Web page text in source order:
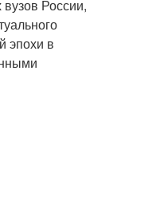
России,
эпохи в